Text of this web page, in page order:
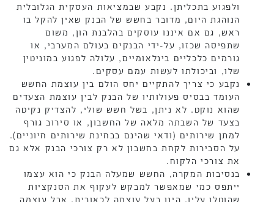
ולפגוע בתכליתן. נקבע שבמציאות העסקית הגלובלית
הנוהגת היום, מדובר בחשש של הבנק שאין להקל בו
ראש, גם אם איננו עוסקים בהלבנת הון, משום
שתפיסה שכזו, על-ידי הבנקים בעולם המערבי, או
גורמים כלכליים בינלאומיים, עלולה לפגוע במוניטין
שלו, וביכולתו לעשות עמם עסקים.
נקבע כי צריך להתקיים יחס הולם בין עוצמת החשש
העומד בבסיס פעולותיו של הבנק לבין עוצמת הצעדים
שהוא נוקט. לא ניתן, בשל חשש שולי, להצדיק נקיטה
בצעד של השבתה מלאה של החשבון, או סירוב גורף
למתן שירותים (ודאי שהינם בבחינת שירותים חיוניים).
על הסבירות לקחת בחשבון לא רק צורכי הבנק אלא גם
את צורכי הלקוח.
בנסיבות המקרה, החשש שמעלה הבנק כי הוא עצמו
ייתפס כמי שמאפשר למבקש לעקוף את הסנקציות
שהוטלו עליו, הינו בעל עוצמה לכאורית, אבל עוצמה